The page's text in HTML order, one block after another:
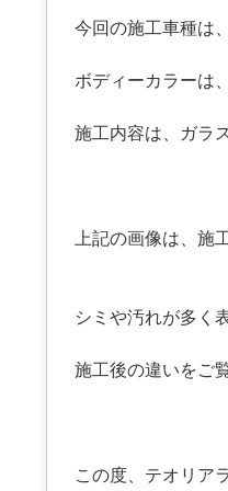
今回の施工車種は
ボディーカラーは
施工内容は、ガラ
上記の画像は、施
シミや汚れが多く
施工後の違いをご
この度、テオリア